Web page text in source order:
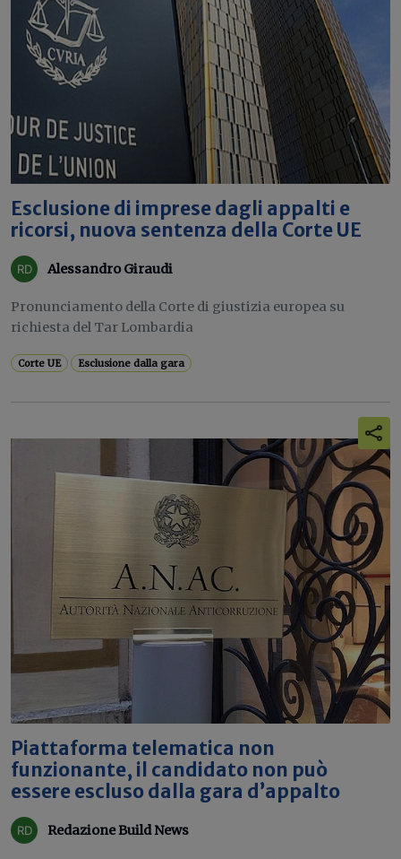
Esclusione di imprese dagli appalti e
ricorsi, nuova sentenza della Corte UE
Alessandro Giraudi
Pronunciamento della Corte di giustizia europea su
richiesta del Tar Lombardia
Corte UE Esclusione dalla gara
Piattaforma telematica non
funzionante, il candidato non può
essere escluso dalla gara d’appalto
Redazione Build News